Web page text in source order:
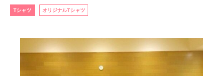
Tシャツ オリジナルTシャツ